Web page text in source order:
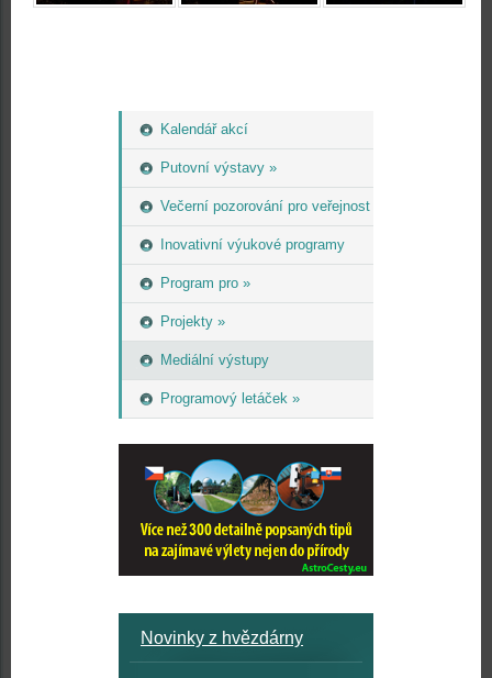
Kalendář akcí
Putovní výstavy »
Večerní pozorování pro veřejnost
Inovativní výukové programy
Program pro »
Projekty »
Mediální výstupy
Programový letáček »
Novinky z hvězdárny